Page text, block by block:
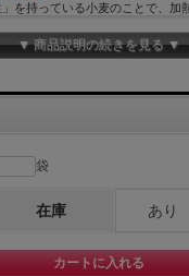
を持っている小麦のことで、加
り国立研究開発法人農業・食品産
始、新品種の『モチハルカ』が誕
す。
感が長続きします。
チハルカ」100％の製品はこちら🌟
▼ 商品説明の続きを見る ▼
袋
在庫 あり